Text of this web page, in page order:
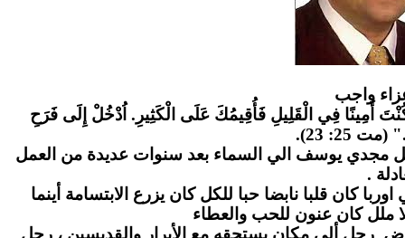
واجب
أَمِينًا فِي الْقَلِيلِ فَأُقِيمُكَ عَلَى الْكَثِيرِ. اُدْخُلْ إِلَى فَرَحِ
25: 23).
مجدي يوسف الي السماء بعد سنوات عديدة من العمل
.
كان قلبا نابضا حبا للكل كان يزرع الابتسامة أينما
ملل كان عنون للحب والعطاء
رحل ألي مكان يستحقه مع الأبرار والقديسين ، رحل